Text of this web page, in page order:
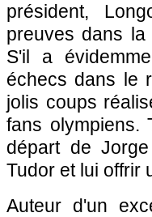
président,
preuves dans la
S'il a
échecs dans le
jolis coups
fans olympiens.
départ de
Tudor et lui offrir
Auteur d'un